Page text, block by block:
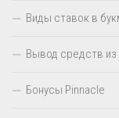
Виды ставок в
Вывод средств
Бонусы Pinnacle